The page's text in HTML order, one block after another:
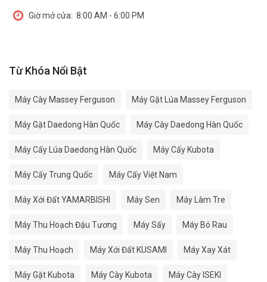
Giờ mở cửa: 8:00 AM - 6:00 PM
Từ Khóa Nổi Bật
Máy Cày Massey Ferguson Máy Gặt Lúa Massey Ferguson
Máy Gặt Daedong Hàn Quốc Máy Cày Daedong Hàn Quốc
Máy Cấy Lúa Daedong Hàn Quốc Máy Cấy Kubota
Máy Cấy Trung Quốc Máy Cấy Việt Nam
Máy Xới Đất YAMARBISHI Máy Sen Máy Làm Tre
Máy Thu Hoạch Đậu Tương Máy Sấy Máy Bó Rau
Máy Thu Hoạch Máy Xới Đất KUSAMI Máy Xay Xát
Máy Gặt Kubota Máy Cày Kubota Máy Cày ISEKI